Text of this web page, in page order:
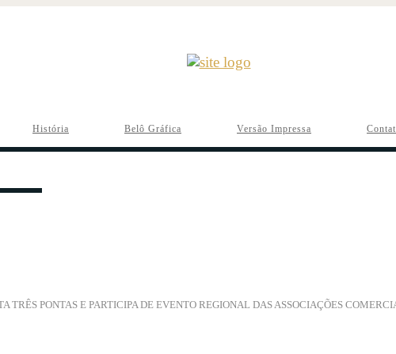
História Belô Gráfica Versão Impressa
TRÊS PONTAS E PARTICIPA DE EVENTO REGIONAL DAS ASSOCIAÇÕES